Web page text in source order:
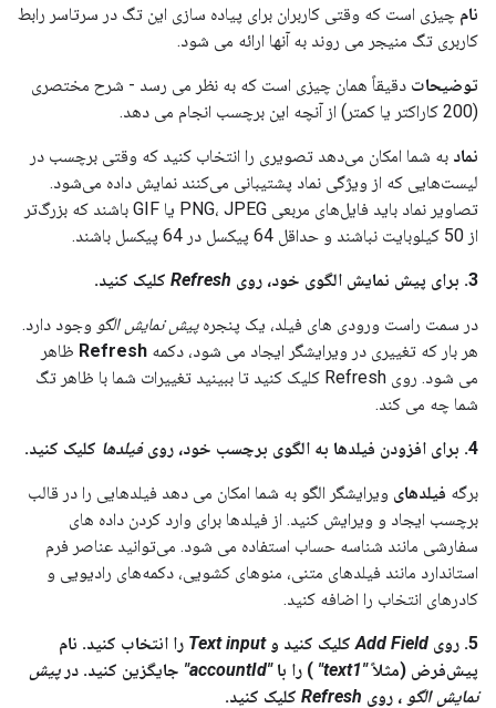
نام چیزی است که وقتی کاربران برای پیاده سازی این تگ در سرتاسر رابط
کاربری تگ منیجر می روند به آنها ارائه می شود.
توضیحات دقیقاً همان چیزی است که به نظر می رسد - شرح مختصری
(200 کاراکتر یا کمتر) از آنچه این برچسب انجام می دهد.
نماد به شما امکان می‌دهد تصویری را انتخاب کنید که وقتی برچسب در
لیست‌هایی که از ویژگی نماد پشتیبانی می‌کنند نمایش داده می‌شود.
تصاویر نماد باید فایل‌های مربعی PNG، JPEG یا GIF باشند که بزرگ‌تر
از 50 کیلوبایت نباشند و حداقل 64 پیکسل در 64 پیکسل باشند.
3. برای پیش نمایش الگوی خود، روی Refresh کلیک کنید.
در سمت راست ورودی های فیلد، یک پنجرهپیش نمایش الگو وجود دارد.
هر بار که تغییری در ویرایشگر ایجاد می شود، دکمه Refresh ظاهر
می شود. روی Refresh کلیک کنید تا ببینید تغییرات شما با ظاهر تگ
شما چه می کند.
4. برای افزودن فیلدها به الگوی برچسب خود، روی فیلدها کلیک کنید.
برگه فیلدهای ویرایشگر الگو به شما امکان می دهد فیلدهایی را در قالب
برچسب ایجاد و ویرایش کنید. از فیلدها برای وارد کردن داده های
سفارشی مانند شناسه حساب استفاده می شود. می‌توانید عناصر فرم
استاندارد مانند فیلدهای متنی، منوهای کشویی، دکمه‌های رادیویی و
کادرهای انتخاب را اضافه کنید.
5. روی Add Fieldکلیک کنید وText input را انتخاب کنید. نام
پیش‌فرض (مثلاً"text1" ) را با"accountId" جایگزین کنید. درپیش
نمایش الگو ، روی Refresh کلیک کنید.